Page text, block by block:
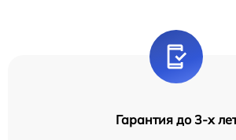
Гарантия до 3-х